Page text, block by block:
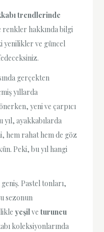
trendlerinde
hakkında bilgi
yenilikler ve güncel
gerçekten
yıllarda
yeni ve çarpıcı
yıl, ayakkabılarda
hem rahat hem de göz
Peki, bu yıl hangi
Pastel tonları,
sezonun
yeşilveturuncu
koleksiyonlarında